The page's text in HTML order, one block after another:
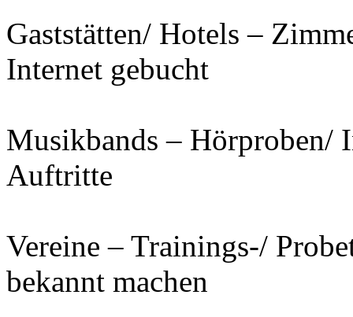
Gaststätten/ Hotels –
Internet gebucht
Musikbands – Hörproben/
Auftritte
Vereine – Trainings-/
bekannt machen